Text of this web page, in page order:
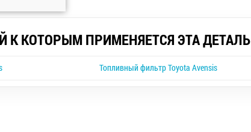
К КОТОРЫМ ПРИМЕНЯЕТСЯ ЭТА ДЕТАЛЬ
Топливный фильтр Toyota Avensis